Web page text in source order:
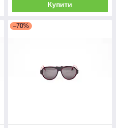
Купити
–70%